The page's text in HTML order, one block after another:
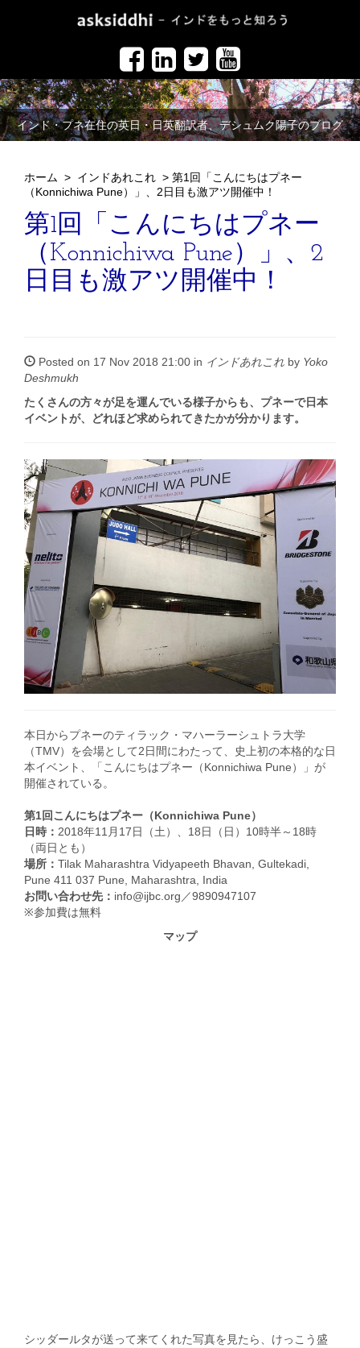
インド・プネ在住の英日・日英翻訳者、デシュムク陽子のブログ
ホーム > インドあれこれ > 第1回「こんにちはプネー
（Konnichiwa Pune）」、2日目も激アツ開催中！
第1回「こんにちはプネー
（Konnichiwa Pune）」、2
日目も激アツ開催中！
Posted on 17 Nov 2018 21:00 in インドあれこれ by Yoko
Deshmukh
たくさんの方々が足を運んでいる様子からも、プネーで日本
イベントが、どれほど求められてきたかが分かります。
本日からプネーのティラック・マハーラーシュトラ大学
（TMV）を会場として2日間にわたって、史上初の本格的な日
本イベント、「こんにちはプネー（Konnichiwa Pune）」が
開催されている。
第1回こんにちはプネー（Konnichiwa Pune）
日時： 2018年11月17日（土）、18日（日）10時半～18時
（両日とも）
場所： Tilak Maharashtra Vidyapeeth Bhavan, Gultekadi,
Pune 411 037 Pune, Maharashtra, India
お問い合わせ先： info@ijbc.org／9890947107
※参加費は無料
マップ
シッダールタが送って来てくれた写真を見たら、けっこう盛